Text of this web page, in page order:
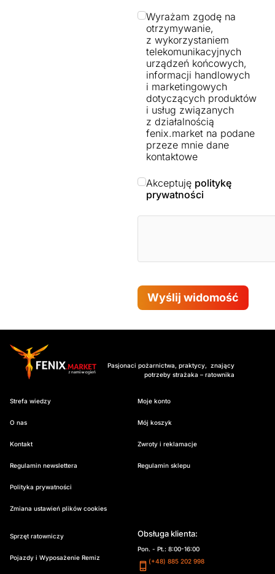
Wyrażam zgodę na
otrzymywanie,
z wykorzystaniem
telekomunikacyjnych
urządzeń końcowych,
informacji handlowych
i marketingowych
dotyczących produktów
i usług związanych
z działalnością
fenix.market na podane
przeze mnie dane
kontaktowe
Akceptuję politykę
prywatności
Wyślij widomość
Pasjonaci pożarnictwa, praktycy, znający
potrzeby strażaka – ratownika
Strefa wiedzy
O nas
Kontakt
Regulamin newslettera
Polityka prywatności
Zmiana ustawień plików cookies
Moje konto
Mój koszyk
Zwroty i reklamacje
Regulamin sklepu
Sprzęt ratowniczy
Pojazdy i Wyposażenie Remiz
Obsługa klienta:
Pon. - Pt.: 8:00-16:00
(+48) 885 202 998